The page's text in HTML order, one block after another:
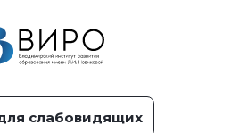
слабовидящих